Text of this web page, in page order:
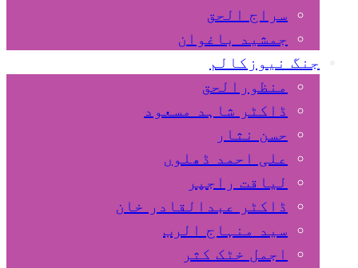
سراج الحق
جمشید باغوان
جنگ نیوزکالم
منظورالحق
ڈاکٹر شاہد مسعود
حسن نثار
علی احمد ڈھلوں
لیاقت راجپر
ڈاکٹر عبدالقادر خان
سید منہاج الرب
اجمل خٹک کثر